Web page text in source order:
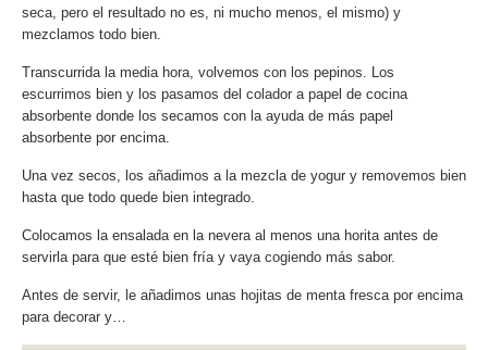
seca, pero el resultado no es, ni mucho menos, el mismo) y
mezclamos todo bien.
Transcurrida la media hora, volvemos con los pepinos. Los
escurrimos bien y los pasamos del colador a papel de cocina
absorbente donde los secamos con la ayuda de más papel
absorbente por encima.
Una vez secos, los añadimos a la mezcla de yogur y removemos bien
hasta que todo quede bien integrado.
Colocamos la ensalada en la nevera al menos una horita antes de
servirla para que esté bien fría y vaya cogiendo más sabor.
Antes de servir, le añadimos unas hojitas de menta fresca por encima
para decorar y…